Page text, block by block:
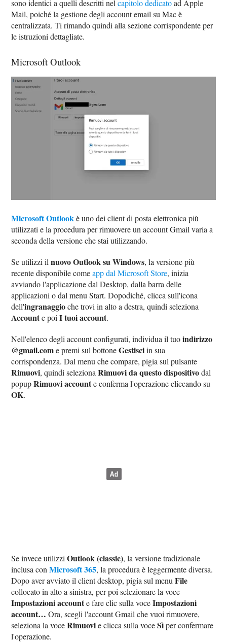
sono identici a quelli descritti nelcapitolo dedicatoad Apple
Mail, poiché la gestione degli account email su Mac è
centralizzata. Ti rimando quindi alla sezione corrispondente per
le istruzioni dettagliate.
Microsoft Outlook
Microsoft Outlookè uno dei client di posta elettronica più
utilizzati e la procedura per rimuovere un account Gmail varia a
seconda della versione che stai utilizzando.
Se utilizzi ilnuovo Outlook su Windows, la versione più
recente disponibile comeapp dal Microsoft Store, inizia
avviando l'applicazione dal Desktop, dalla barra delle
applicazioni o dal menu Start. Dopodiché, clicca sull'icona
dell'ingranaggioche trovi in alto a destra, quindi seleziona
Accounte poiI tuoi account.
Nell'elenco degli account configurati, individua il tuoindirizzo
@gmail.come premi sul bottoneGestisciin sua
corrispondenza. Dal menu che compare, pigia sul pulsante
Rimuovi, quindi selezionaRimuovi da questo dispositivodal
popupRimuovi accounte conferma l'operazione cliccando su
OK.
Se invece utilizziOutlook (classic), la versione tradizionale
inclusa conMicrosoft 365, la procedura è leggermente diversa.
Dopo aver avviato il client desktop, pigia sul menuFile
collocato in alto a sinistra, per poi selezionare la voce
Impostazioni accounte fare clic sulla voceImpostazioni
account… Ora, scegli l'account Gmail che vuoi rimuovere,
seleziona la voceRimuovie clicca sulla voceSìper confermare
l'operazione.